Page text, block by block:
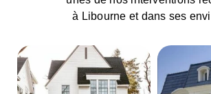
à Libourne et dans ses